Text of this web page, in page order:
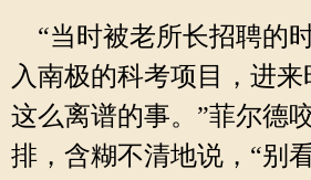
“当时被老所长招聘的
入南极的科考项目，进
这么离谱的事。”菲尔德
排，含糊不清地说，“别